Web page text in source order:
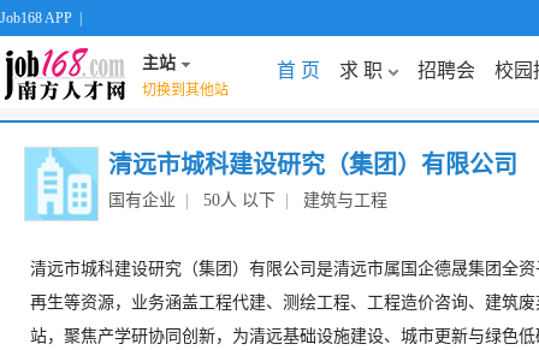
Job168 APP
主站
切换到其他站
首 页 求 职 招聘会 校园
清远市城科建设研究（集团）有限公司
国有企业 50人 以下 建筑与工程
清远市城科建设研究（集团）有限公司是清远市属国企德晟集团全
再生等资源，业务涵盖工程代建、测绘工程、工程造价咨询、建筑
站，聚焦产学研协同创新，为清远基础设施建设、城市更新与绿色